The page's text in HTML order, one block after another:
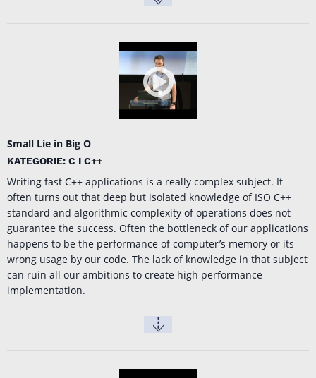
Small Lie in Big O
KATEGORIE: C I C++
Writing fast C++ applications is a really complex subject. It
often turns out that deep but isolated knowledge of ISO C++
standard and algorithmic complexity of operations does not
guarantee the success. Often the bottleneck of our applications
happens to be the performance of computer’s memory or its
wrong usage by our code. The lack of knowledge in that subject
can ruin all our ambitions to create high performance
implementation.